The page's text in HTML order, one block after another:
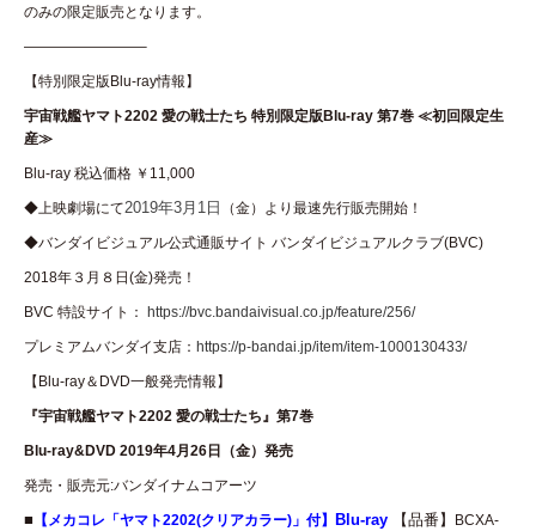
のみの限定販売となります。
————————–
【特別限定版Blu-ray情報】
宇宙戦艦ヤマト2202 愛の戦士たち 特別限定版Blu-ray 第7巻 ≪初回限定生
産≫
Blu-ray 税込価格 ￥11,000
◆上映劇場にて2019年3月1日 （金）より最速先行販売開始！
◆バンダイビジュアル公式通販サイト バンダイビジュアルクラブ(BVC)
2018年３月８日(金)発売！
BVC 特設サイト： https://bvc.bandaivisual.co.jp/feature/256/
プレミアムバンダイ支店： https://p-bandai.jp/item/item-1000130433/
【Blu-ray＆DVD一般発売情報】
『宇宙戦艦ヤマト2202 愛の戦士たち』第7巻
Blu-ray&DVD 2019年4月26日（金）発売
発売・販売元:バンダイナムコアーツ
■ 【メカコレ「ヤマト2202(クリアカラー)」付】 Blu-ray 【品番】
BCXA-